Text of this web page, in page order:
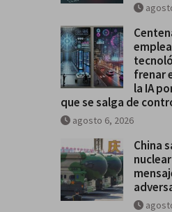
frenar
la IA
que se salga de
agosto 6, 2026
China